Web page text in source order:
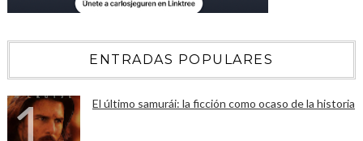
ENTRADAS POPULARES
El último samurái: la ficción como ocaso de la historia